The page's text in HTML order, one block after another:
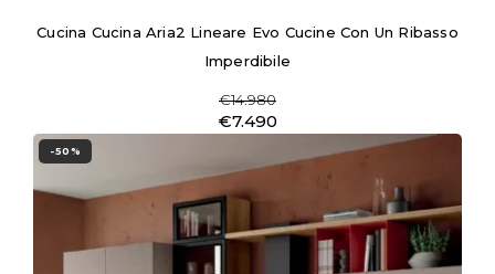
Cucina Cucina Aria2 Lineare Evo Cucine Con Un Ribasso
Imperdibile
€14.980
€7.490
-50%